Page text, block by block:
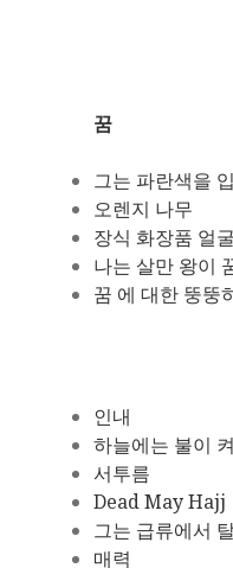
꿈
그는 파란색을
오렌지 나무
장식 화장품 얼
나는 살만 왕이
꿈 에 대한 뚱뚱
인내
하늘에는 불이
서투름
Dead May Hajj
그는 급류에서
매력